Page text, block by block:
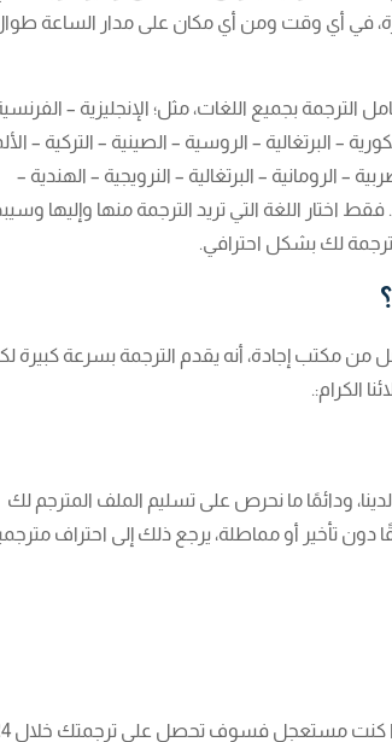
في أي وقت ومن أي مكان على مدار الساعة
الترجمة بجميع اللغات، مثل؛ الإنجليزية –
– البرتغالية – الروسية – الصينية – التركية –
– الرومانية – البرتغالية – النرويجية – الهندية –
اختار اللغة التي تريد الترجمة منها وإليها
لك بشكل احترافي.
مكتب إجادة، أنه يقدم الترجمة بسرعة كبيرة
الكرام:.
ودائمًا ما نحرص على تسليم الملف المترجم لك
تأخير أو مماطلة، يرجع ذلك إلى احتراف
يسعدنا أن نوفر لك خدمة ترجمة تلبي